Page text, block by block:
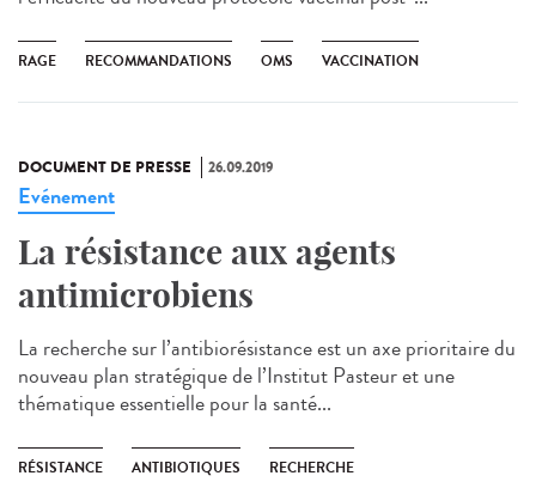
RAGE RECOMMANDATIONS OMS VACCINATION
DOCUMENT DE PRESSE 26.09.2019
Evénement
La résistance aux agents
antimicrobiens
La recherche sur l’antibiorésistance est un axe prioritaire du
nouveau plan stratégique de l’Institut Pasteur et une
thématique essentielle pour la santé...
RÉSISTANCE ANTIBIOTIQUES RECHERCHE